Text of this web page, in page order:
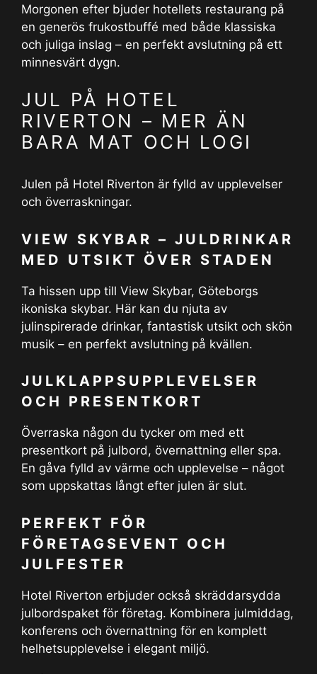
Morgonen efter bjuder hotellets restaurang på
en generös frukostbuffé med både klassiska
och juliga inslag – en perfekt avslutning på ett
minnesvärt dygn.
JUL PÅ HOTEL
RIVERTON – MER ÄN
BARA MAT OCH LOGI
Julen på Hotel Riverton är fylld av upplevelser
och överraskningar.
VIEW SKYBAR – JULDRINKAR
MED UTSIKT ÖVER STADEN
Ta hissen upp till View Skybar, Göteborgs
ikoniska skybar. Här kan du njuta av
julinspirerade drinkar, fantastisk utsikt och skön
musik – en perfekt avslutning på kvällen.
JULKLAPPSUPPLEVELSER
OCH PRESENTKORT
Överraska någon du tycker om med ett
presentkort på julbord, övernattning eller spa.
En gåva fylld av värme och upplevelse – något
som uppskattas långt efter julen är slut.
PERFEKT FÖR
FÖRETAGSEVENT OCH
JULFESTER
Hotel Riverton erbjuder också skräddarsydda
julbordspaket för företag. Kombinera julmiddag,
konferens och övernattning för en komplett
helhetsupplevelse i elegant miljö.